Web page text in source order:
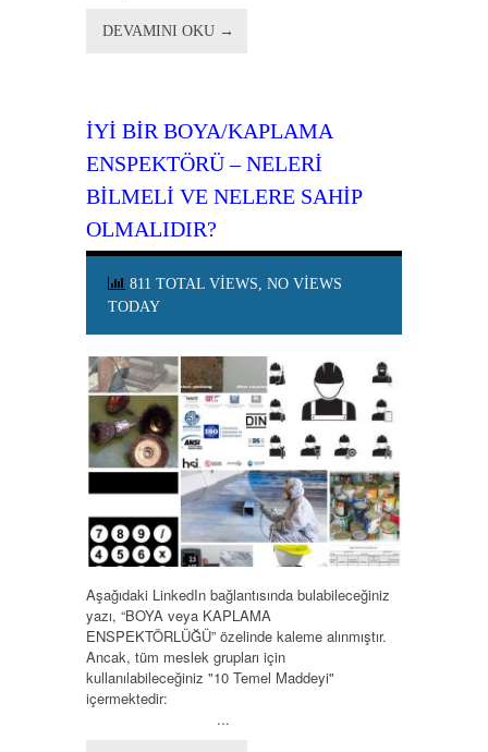
DEVAMINI OKU →
İYİ BİR BOYA/KAPLAMA
ENSPEKTÖRÜ – NELERİ
BİLMELİ VE NELERE SAHİP
OLMALIDIR?
811 TOTAL VIEWS, NO VIEWS
TODAY
Aşağıdaki LinkedIn bağlantısında bulabileceğiniz
yazı, “BOYA veya KAPLAMA
ENSPEKTÖRLÜĞÜ” özelinde kaleme alınmıştır.
Ancak, tüm meslek grupları için
kullanılabileceğiniz "10 Temel Maddeyi"
içermektedir:
...